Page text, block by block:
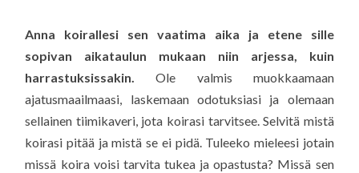
Anna koirallesi sen vaatima aika ja etene sille
sopivan aikataulun mukaan niin arjessa, kuin
harrastuksissakin. Ole valmis muokkaamaan
ajatusmaailmaasi, laskemaan odotuksiasi ja olemaan
sellainen tiimikaveri, jota koirasi tarvitsee. Selvitä mistä
koirasi pitää ja mistä se ei pidä. Tuleeko mieleesi jotain
missä koira voisi tarvita tukea ja opastusta? Missä sen